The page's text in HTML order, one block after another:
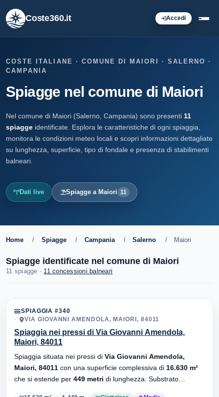
Coste360.it Accedi
COSTE ITALIANE · COMUNE DI MAIORI · SALERNO ·
CAMPANIA
Spiagge nel comune di Maiori
Nel comune di Maiori (Salerno, Campania) sono presenti 11
spiagge identificate. Esplora le caratteristiche di ogni spiaggia,
monitora le condizioni meteo locali e scopri informazioni dettagliate
su lunghezza, superficie, tipo di fondale e presenza di stabilimenti
balneari.
Dati live Spiagge a Maiori 11
Home / Spiagge / Campania / Salerno / Maiori
Spiagge identificate nel comune di Maiori
11 spiagge · 11 concessioni balneari
SPIAGGIA #340
VIA GIOVANNI AMENDOLA, MAIORI, 84011
Spiaggia nei pressi di Via Giovanni Amendola,
Maiori, 84011
Spiaggia situata nei pressi di Via Giovanni Amendola,
Maiori, 84011 con una superficie complessiva di 16.630 m²
che si estende per 449 metri di lunghezza. Substrato